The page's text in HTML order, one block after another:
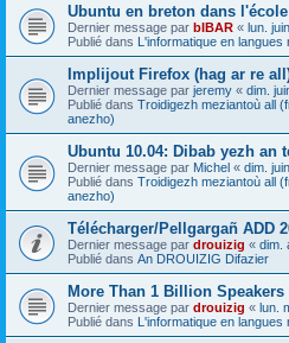
Ubuntu en breton dans
Dernier message par bIBAR « lun.
Publié dans L'informatique en langues
Implijout Firefox (hag ar re
Dernier message par jeremy « dim.
Publié dans Troidigezh meziantoù all
anezho)
Ubuntu 10.04: Dibab yezh an
Dernier message par Michel « dim.
Publié dans Troidigezh meziantoù all
anezho)
Télécharger/Pellgargañ ADD
Dernier message par drouizig « dim.
Publié dans An DROUIZIG Difazier
More Than 1 Billion
Dernier message par drouizig « lun.
Publié dans L'informatique en langues